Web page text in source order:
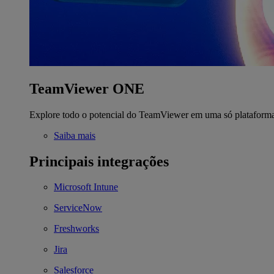
TeamViewer ONE
Explore todo o potencial do TeamViewer em uma só
Saiba mais
Principais integrações
Microsoft Intune
ServiceNow
Freshworks
Jira
Salesforce